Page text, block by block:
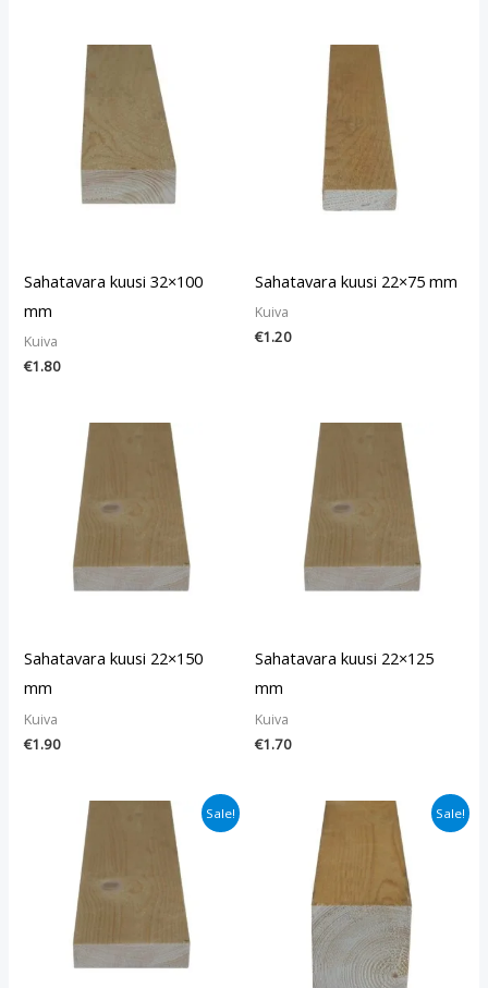
Sahatavara kuusi 32×100
mm
Kuiva
€1.80
Sahatavara kuusi 22×75 mm
Kuiva
€1.20
Sahatavara kuusi 22×150
mm
Kuiva
€1.90
Sahatavara kuusi 22×125
mm
Kuiva
€1.70
Sale!
Alkuperäinen
hinta
€1.30.
Sale!
Alkuperäinen
hinta
€1.90.
Nykyinen